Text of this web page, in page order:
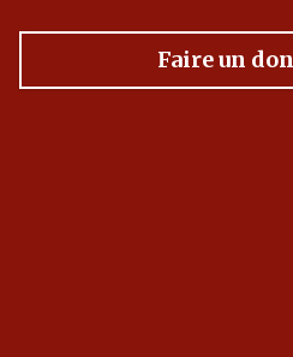
Faire un